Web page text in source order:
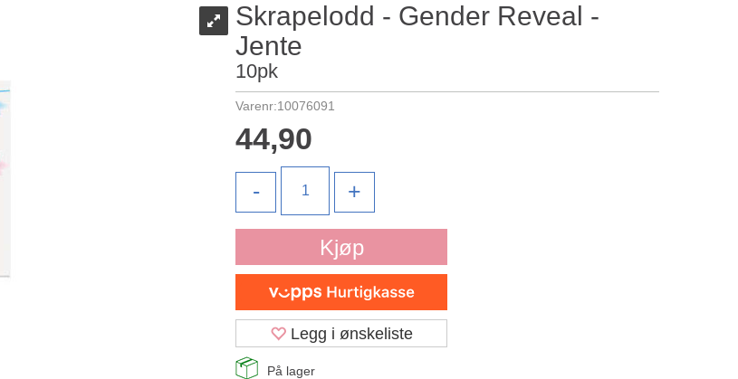
Skrapelodd - Gender Reveal -
Jente
10pk
Varenr:10076091
44,90
- +
Kjøp
Legg i ønskeliste
På lager